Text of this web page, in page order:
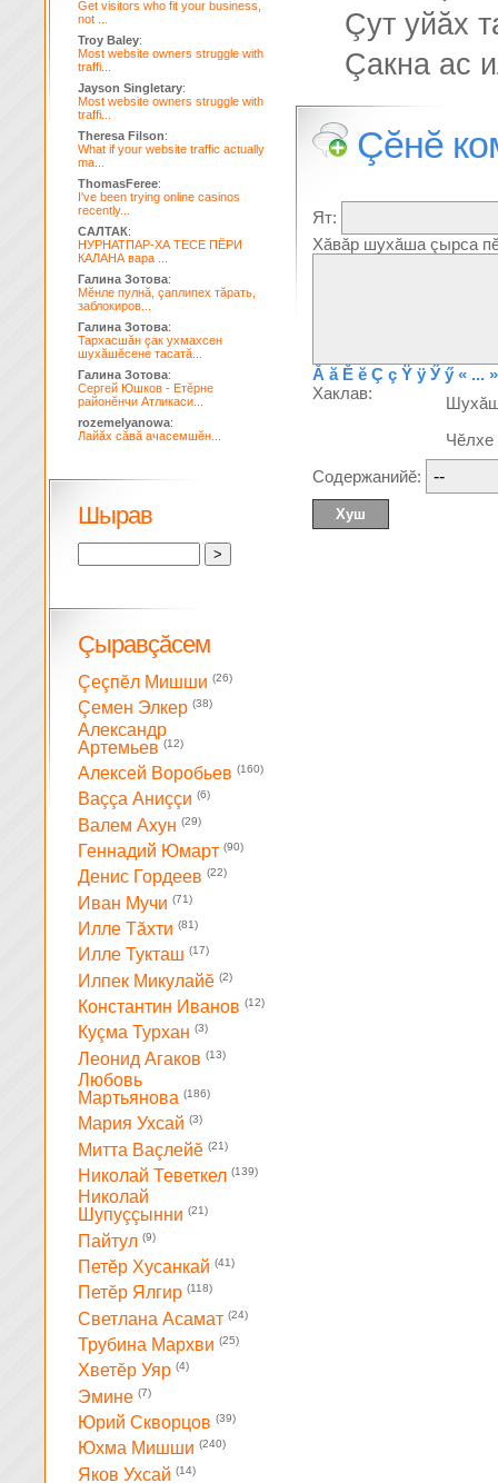
Çут уйăх
Çакна ас
Çĕнĕ
Ят:
Хăвăр шухăша çырса
Ă ă Ĕ ĕ Ç ç Ÿ ÿ Ӳ ӳ « ... »
Хаклав:
Содержанийĕ:
Get visitors who fit your business,
not ...
Troy Baley:
Most website owners struggle with
traffi...
Jayson Singletary:
Most website owners struggle with
traffi...
Theresa Filson:
What if your website traffic actually
ma...
ThomasFeree:
I've been trying online casinos
recently...
САЛТАК:
НУРНАТПАР-ХА ТЕСЕ ПЁРИ
КАЛАНА вара ...
Галина Зотова:
Мĕнле пулнă, çаплипех тăрать,
заблокиров...
Галина Зотова:
Тархасшăн çак ухмахсен
шухăшĕсене тасатă...
Галина Зотова:
Сергей Юшков - Етĕрне
районĕнчи Атликаси...
rozemelyanowa:
Лайăх сăвă ачасемшĕн...
Шырав
Çыравçăсем
Çеçпĕл Мишши (26)
Çемен Элкер (38)
Александр
Артемьев (12)
Алексей Воробьев (160)
Ваççа Аниççи (6)
Валем Ахун (29)
Геннадий Юмарт (90)
Денис Гордеев (22)
Иван Мучи (71)
Илле Тăхти (81)
Илле Тукташ (17)
Илпек Микулайĕ (2)
Константин Иванов (12)
Куçма Турхан (3)
Леонид Агаков (13)
Любовь
Мартьянова (186)
Мария Ухсай (3)
Митта Ваçлейĕ (21)
Николай Теветкел (139)
Николай
Шупуççынни (21)
Пайтул (9)
Петĕр Хусанкай (41)
Петĕр Ялгир (118)
Светлана Асамат (24)
Трубина Мархви (25)
Хветĕр Уяр (4)
Эмине (7)
Юрий Скворцов (39)
Юхма Мишши (240)
Яков Ухсай (14)